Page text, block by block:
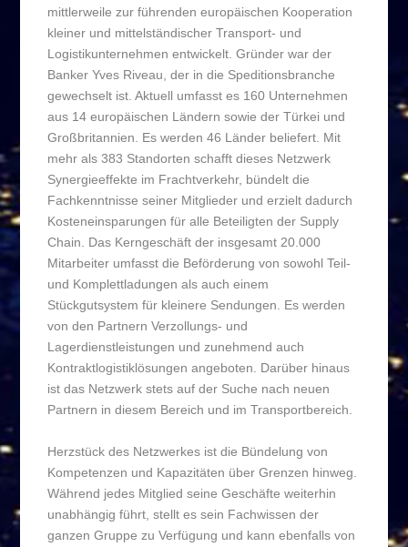
mittlerweile zur führenden europäischen Kooperation
kleiner und mittelständischer Transport- und
Logistikunternehmen entwickelt. Gründer war der
Banker Yves Riveau, der in die Speditionsbranche
gewechselt ist. Aktuell umfasst es 160 Unternehmen
aus 14 europäischen Ländern sowie der Türkei und
Großbritannien. Es werden 46 Länder beliefert. Mit
mehr als 383 Standorten schafft dieses Netzwerk
Synergieeffekte im Frachtverkehr, bündelt die
Fachkenntnisse seiner Mitglieder und erzielt dadurch
Kosteneinsparungen für alle Beteiligten der Supply
Chain. Das Kerngeschäft der insgesamt 20.000
Mitarbeiter umfasst die Beförderung von sowohl Teil-
und Komplettladungen als auch einem
Stückgutsystem für kleinere Sendungen. Es werden
von den Partnern Verzollungs- und
Lagerdienstleistungen und zunehmend auch
Kontraktlogistiklösungen angeboten. Darüber hinaus
ist das Netzwerk stets auf der Suche nach neuen
Partnern in diesem Bereich und im Transportbereich.
Herzstück des Netzwerkes ist die Bündelung von
Kompetenzen und Kapazitäten über Grenzen hinweg.
Während jedes Mitglied seine Geschäfte weiterhin
unabhängig führt, stellt es sein Fachwissen der
ganzen Gruppe zu Verfügung und kann ebenfalls von